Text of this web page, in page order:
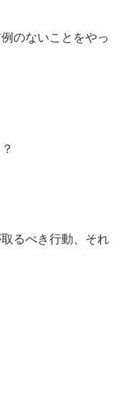
のないことをやっ
るべき行動、それ